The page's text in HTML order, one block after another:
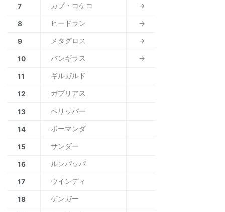
7 カプ・コケコ →
8 ヒードラン →
9 メタグロス →
10 バンギラス →
11 ギルガルド
12 ガブリアス
13 ペリッパー
14 ボーマンダ
15 サンダー
16 ルンパッパ
17 ウインディ
18 ゲンガー